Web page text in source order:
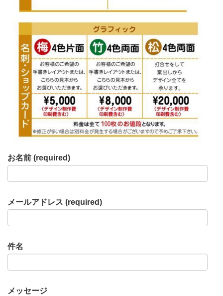
お名前 (required)
メールアドレス (required)
件名
メッセージ